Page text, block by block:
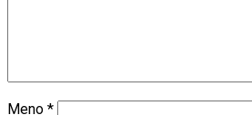
Orientačná rally otvorí
Meno *